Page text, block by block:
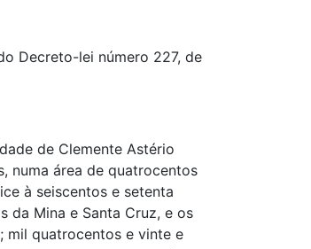
Decreto-lei número 227, de
de Clemente Astério
numa área de quatrocentos
à seiscentos e setenta
da Mina e Santa Cruz, e os
mil quatrocentos e vinte e